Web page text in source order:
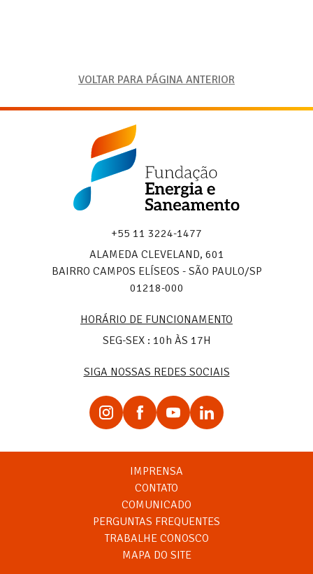
VOLTAR PARA PÁGINA ANTERIOR
Fundação
Energia
Saneamento
+55 11 3224-1477
ALAMEDA CLEVELAND, 601
BAIRRO CAMPOS ELÍSEOS - SÃO PAULO/SP
01218-000
HORÁRIO DE FUNCIONAMENTO
SEG-SEX : 10h ÀS 17H
SIGA NOSSAS REDES SOCIAIS
IMPRENSA
CONTATO
COMUNICADO
PERGUNTAS FREQUENTES
TRABALHE CONOSCO
MAPA DO SITE